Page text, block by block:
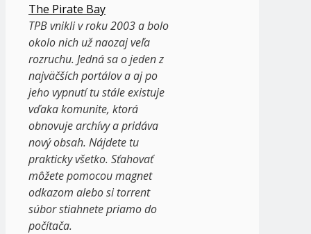
The Pirate Bay
TPB vnikli v roku 2003 a bolo
okolo nich už naozaj veľa
rozruchu. Jedná sa o jeden z
najväčších portálov a aj po
jeho vypnutí tu stále existuje
vďaka komunite, ktorá
obnovuje archívy a pridáva
nový obsah. Nájdete tu
prakticky všetko. Sťahovať
môžete pomocou magnet
odkazom alebo si torrent
súbor stiahnete priamo do
počítača.